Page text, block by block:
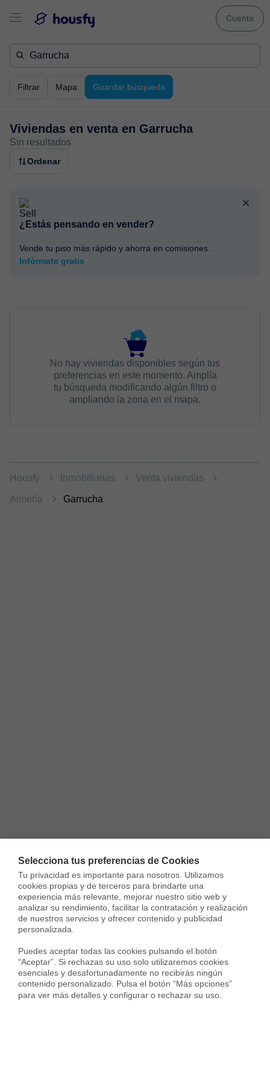
Selecciona tus preferencias de Cookies
Tu privacidad es importante para nosotros. Utilizamos
cookies propias y de terceros para brindarte una
experiencia más relevante, mejorar nuestro sitio web y
analizar su rendimiento, facilitar la contratación y realización
de nuestros servicios y ofrecer contenido y publicidad
personalizada.
Puedes aceptar todas las cookies pulsando el botón
“Aceptar”. Si rechazas su uso solo utilizaremos cookies
esenciales y desafortunadamente no recibirás ningún
contenido personalizado. Pulsa el botón “Más opciones”
para ver más detalles y configurar o rechazar su uso.
Cuenta
Filtrar Mapa Guardar búsqueda
Viviendas en venta en Garrucha
Sin resultados
Ordenar
¿Estás pensando en vender?
Vende tu piso más rápido y ahorra en comisiones.
Infórmate gratis
No hay viviendas disponibles según tus
preferencias en este momento. Amplía
tu búsqueda modificando algún filtro o
ampliando la zona en el mapa.
Housfy Inmobiliarias Venta viviendas
Almería Garrucha